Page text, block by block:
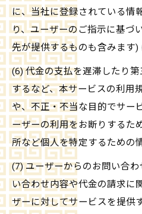
に、当社に登録されている情
り、ユーザーのご指示に基づ
先が提供するものも含みます
(6) 代金の支払を遅滞したり
するなど、本サービスの利用
や、不正・不当な目的でサー
ーザーの利用をお断りするた
所など個人を特定するための
(7) ユーザーからのお問い合
い合わせ内容や代金の請求に
ザーに対してサービスを提供